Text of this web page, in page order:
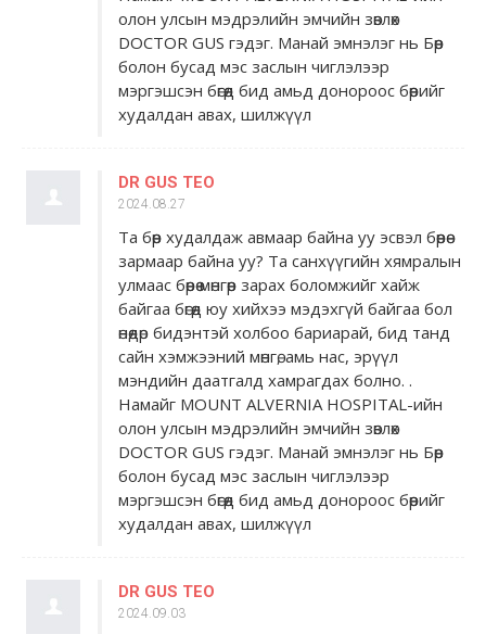
олон улсын мэдрэлийн эмчийн зөвлөх
DOCTOR GUS гэдэг. Манай эмнэлэг нь Бөөр
болон бусад мэс заслын чиглэлээр
мэргэшсэн бөгөөд бид амьд донороос бөөрийг
худалдан авах, шилжүүл
DR GUS TEO
2024.08.27
Та бөөр худалдаж авмаар байна уу эсвэл бөөрөө
зармаар байна уу? Та санхүүгийн хямралын
улмаас бөөрөө мөнгөөр ​​зарах боломжийг хайж
байгаа бөгөөд юу хийхээ мэдэхгүй байгаа бол
өнөөдөр бидэнтэй холбоо бариарай, бид танд
сайн хэмжээний мөнгө, амь нас, эрүүл
мэндийн даатгалд хамрагдах болно. .
Намайг MOUNT ALVERNIA HOSPITAL-ийн
олон улсын мэдрэлийн эмчийн зөвлөх
DOCTOR GUS гэдэг. Манай эмнэлэг нь Бөөр
болон бусад мэс заслын чиглэлээр
мэргэшсэн бөгөөд бид амьд донороос бөөрийг
худалдан авах, шилжүүл
DR GUS TEO
2024.09.03